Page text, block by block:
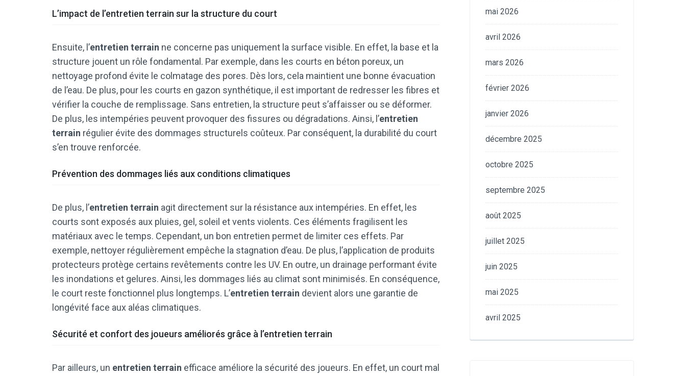
L’impact de l’entretien terrain sur la structure du court
Ensuite, l’entretien terrain ne concerne pas uniquement la surface visible. En effet, la base et la
structure jouent un rôle fondamental. Par exemple, dans les courts en béton poreux, un
nettoyage profond évite le colmatage des pores. Dès lors, cela maintient une bonne évacuation
de l’eau. De plus, pour les courts en gazon synthétique, il est important de redresser les fibres et
vérifier la couche de remplissage. Sans entretien, la structure peut s’affaisser ou se déformer.
De plus, les intempéries peuvent provoquer des fissures ou dégradations. Ainsi, l’entretien
terrain régulier évite des dommages structurels coûteux. Par conséquent, la durabilité du court
s’en trouve renforcée.
Prévention des dommages liés aux conditions climatiques
De plus, l’entretien terrain agit directement sur la résistance aux intempéries. En effet, les
courts sont exposés aux pluies, gel, soleil et vents violents. Ces éléments fragilisent les
matériaux avec le temps. Cependant, un bon entretien permet de limiter ces effets. Par
exemple, nettoyer régulièrement empêche la stagnation d’eau. De plus, l’application de produits
protecteurs protège certains revêtements contre les UV. En outre, un drainage performant évite
les inondations et gelures. Ainsi, les dommages liés au climat sont minimisés. En conséquence,
le court reste fonctionnel plus longtemps. L’entretien terrain devient alors une garantie de
longévité face aux aléas climatiques.
Sécurité et confort des joueurs améliorés grâce à l’entretien terrain
Par ailleurs, un entretien terrain efficace améliore la sécurité des joueurs. En effet, un court mal
mai 2026
avril 2026
mars 2026
février 2026
janvier 2026
décembre 2025
octobre 2025
septembre 2025
août 2025
juillet 2025
juin 2025
mai 2025
avril 2025